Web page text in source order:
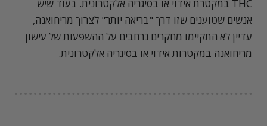
THC במקטרת אידוי או בסיגריה אלקטרונית. בעוד שיש
אנשים שטוענים שזו דרך "בריאה יותר" לצרוך מריחואנה,
עדיין לא התקיימו מחקרים נרחבים על ההשפעות של עישון
מריחואנה במקטרות אידוי או בסיגריה אלקטרונית.